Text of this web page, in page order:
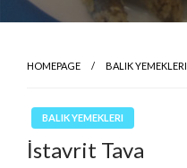
HOMEPAGE BALIK YEMEKLERI
BALIK YEMEKLERI
İstavrit Tava